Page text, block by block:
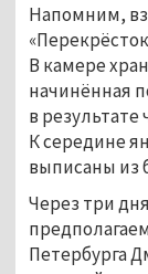
Напомним,
В камере
начинённая
в результате
К середине
выписаны из
Через три
Петербурга